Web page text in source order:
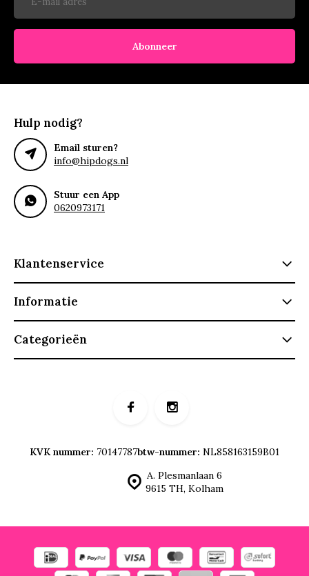
Abonneer
Hulp nodig?
Email sturen?
info@hipdogs.nl
Stuur een App
0620973171
Klantenservice
Informatie
Categorieën
A. Plesmanlaan 6
9615 TH, Kolham
KVK nummer: 70147787btw-nummer: NL858163159B01